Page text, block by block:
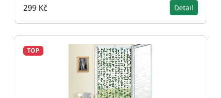
299 Kč Detail
TOP